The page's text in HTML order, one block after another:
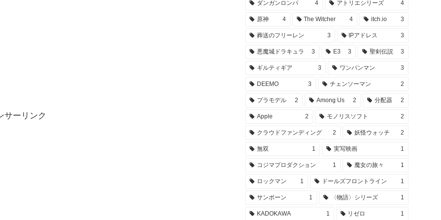
サーリンク
ダンガンロンパ 4 アトリエシリーズ 4
原神 4 The Witcher 4 itch.io 3
葬送のフリーレン 3 IPアドレス 3
悪魔城ドラキュラ 3 E3 3 聖剣伝説 3
ギルティギア 3 ワンパンマン 3
DEEMO 3 チェンソーマン 2
プラモデル 2 Among Us 2 分配器 2
Apple 2 モノリスソフト 2
クラウドファンディング 2 妖怪ウォッチ 2
無双 1 実写映画 1
コジマプロダクション 1 魔女の旅々 1
ロックマン 1 ドールズフロントライン 1
サンボーン 1 〈物語〉シリーズ 1
KADOKAWA 1 リゼロ 1